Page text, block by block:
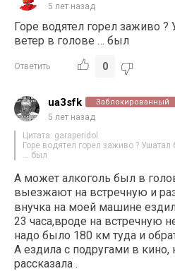
5 лет назад
Горе водятел горел заживо
ветер в голове … был
Ответить 0
ua3sfk Заблокированный
5 лет назад
Цитата: garaperidol
Горе водятел горел заживо ? Ушатал
… был
А может алкоголь был в
выезжают на встречную и
внучка на моей машине
23 часа,вроде на встречную
надо было 180 км туда и
А ездила с подругами в кино,
рассказала .